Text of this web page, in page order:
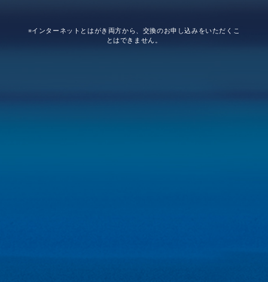
※インターネットとはがき両方から、交換のお申し込みをいただくこ
とはできません。